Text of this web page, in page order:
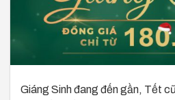
Giáng Sinh đang đến gần, Tết